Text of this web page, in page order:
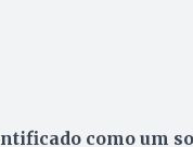
como um